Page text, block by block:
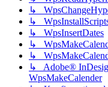
↳
↳
↳ WpsInsertDates
↳
↳
↳ Adobe®
WpsMakeCalender